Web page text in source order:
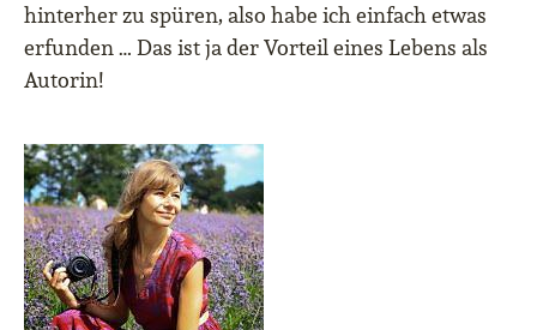
hinterher zu spüren, also habe ich einfach etwas
erfunden … Das ist ja der Vorteil eines Lebens als
Autorin!